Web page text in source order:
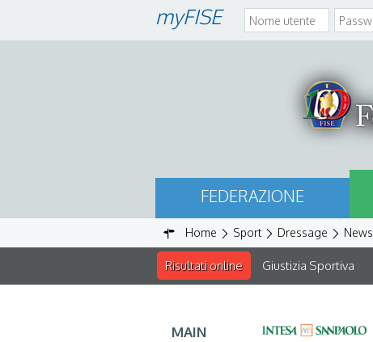
myFISE
FEDERAZIONE
Home Sport Dressage News
Risultati online Giustizia Sportiva
MAIN